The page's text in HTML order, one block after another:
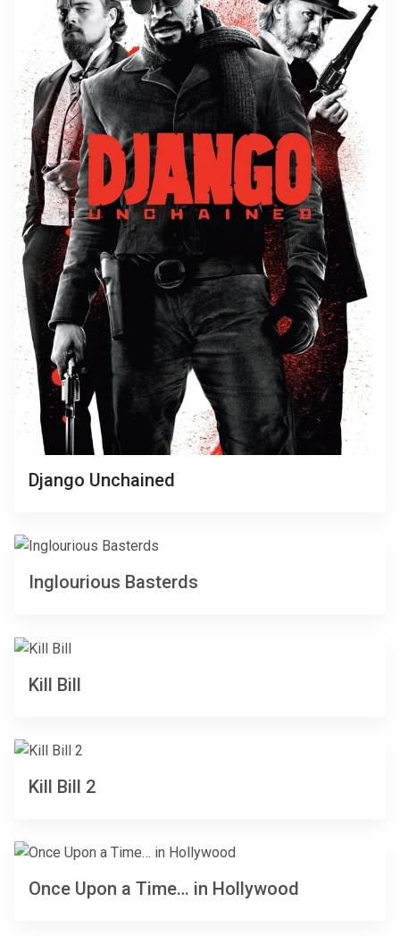
Django Unchained
Inglourious Basterds
Kill Bill
Kill Bill 2
Once Upon a Time… in Hollywood